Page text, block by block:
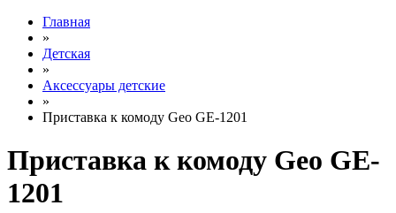
Главная
»
Детская
»
Аксессуары детские
»
Приставка к комоду Geo GE-1201
Приставка к комоду Geo GE-
1201